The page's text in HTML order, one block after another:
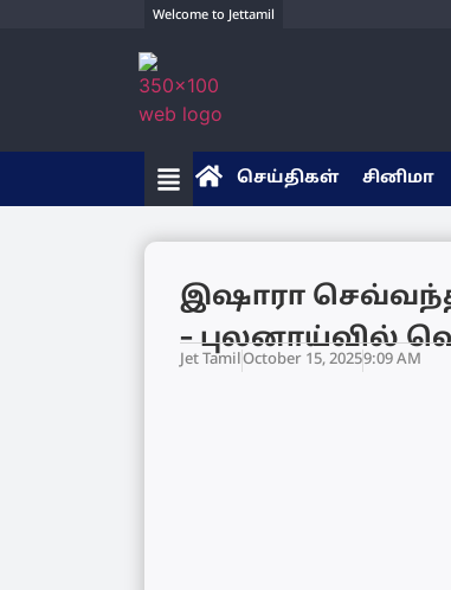
Welcome to Jettamil
செய்திகள் சினிமா
இஷாரா செவ்வந்தி
– புலனாய்வில்
Jet TamilOctober 15, 20259:09 AM